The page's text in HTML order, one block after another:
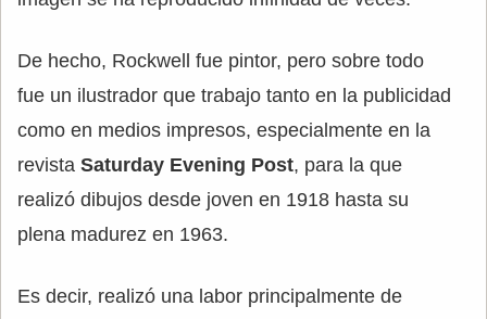
De hecho, Rockwell fue pintor, pero sobre todo
fue un ilustrador que trabajo tanto en la publicidad
como en medios impresos, especialmente en la
revista Saturday Evening Post, para la que
realizó dibujos desde joven en 1918 hasta su
plena madurez en 1963.
Es decir, realizó una labor principalmente de